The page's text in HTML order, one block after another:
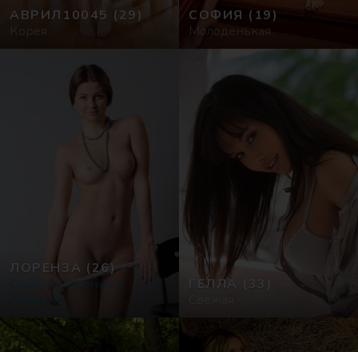
АВРИЛ10045 (29)
Корея
СОФИЯ (19)
Молоденькая
ЛОРЕНЗА (26)
Секс объявления в
Соннаме
ГЕЛЛА
(33)